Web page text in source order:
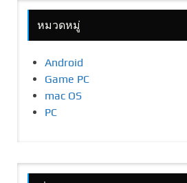
หมวดหมู่
Android
Game PC
mac OS
PC